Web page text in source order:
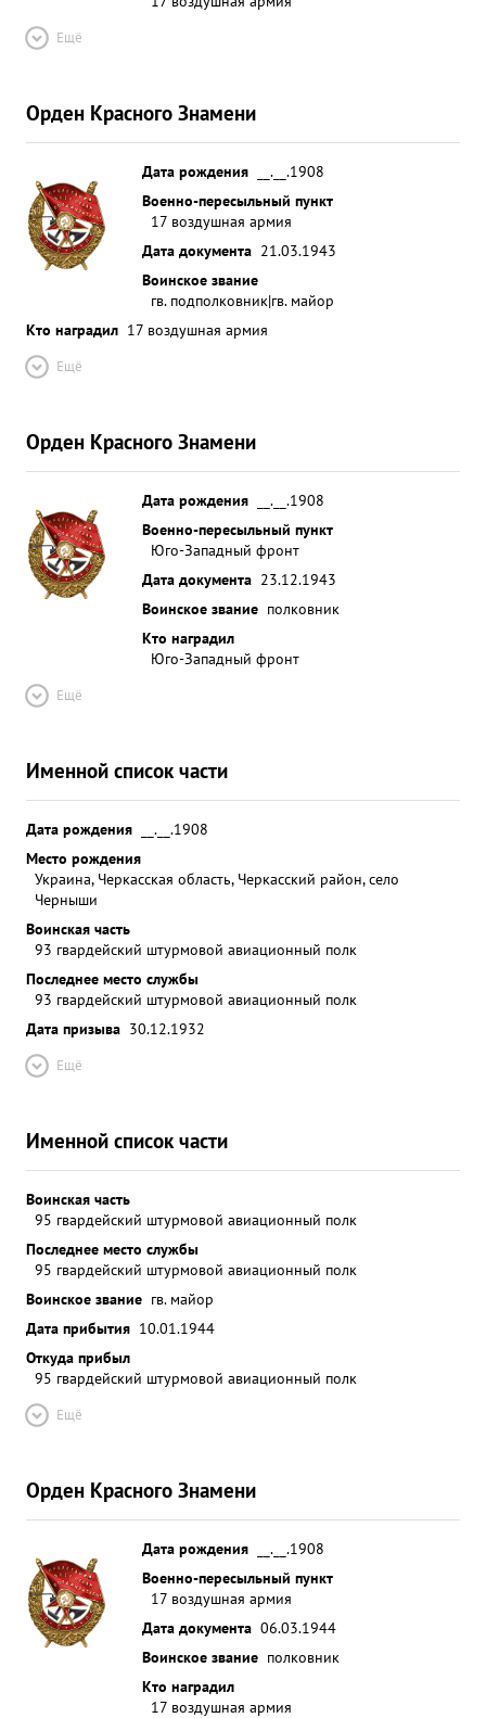
Ещё
Орден Красного Знамени
Дата рождения
__.__.1908
Военно-пересыльный пункт
17 воздушная армия
Дата документа 21.03.1943
Воинское звание
гв. подполковник|гв. майор
Кто наградил 17 воздушная армия
Ещё
Орден Красного Знамени
Дата рождения
__.__.1908
Военно-пересыльный пункт
Юго-Западный фронт
Дата документа 23.12.1943
Воинское звание полковник
Кто наградил
Юго-Западный фронт
Ещё
Именной список части
Дата рождения
__.__.1908
Место рождения
Украина, Черкасская область, Черкасский район, село
Черныши
Воинская часть
93 гвардейский штурмовой авиационный полк
Последнее место службы
93 гвардейский штурмовой авиационный полк
Дата призыва 30.12.1932
Ещё
Именной список части
Воинская часть
95 гвардейский штурмовой авиационный полк
Последнее место службы
95 гвардейский штурмовой авиационный полк
Воинское звание гв. майор
Дата прибытия 10.01.1944
Откуда прибыл
95 гвардейский штурмовой авиационный полк
Ещё
Орден Красного Знамени
Дата рождения
__.__.1908
Военно-пересыльный пункт
17 воздушная армия
Дата документа 06.03.1944
Воинское звание полковник
Кто наградил
17 воздушная армия